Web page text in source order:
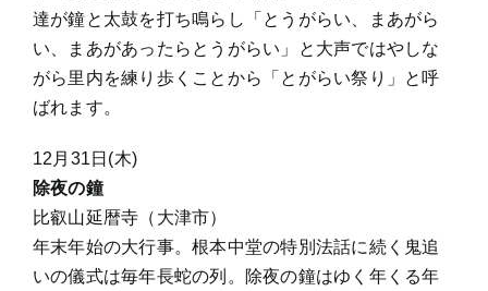
達が鐘と太鼓を打ち鳴らし「とうがらい、まあがら
い、まあがあったらとうがらい」と大声ではやしな
がら里内を練り歩くことから「とがらい祭り」と呼
ばれます。
12月31日(木)
除夜の鐘
比叡山延暦寺（大津市）
年末年始の大行事。根本中堂の特別法話に続く鬼追
いの儀式は毎年長蛇の列。除夜の鐘はゆく年くる年